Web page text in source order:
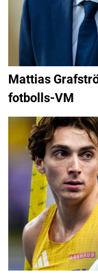
Mattias
fotbolls-VM